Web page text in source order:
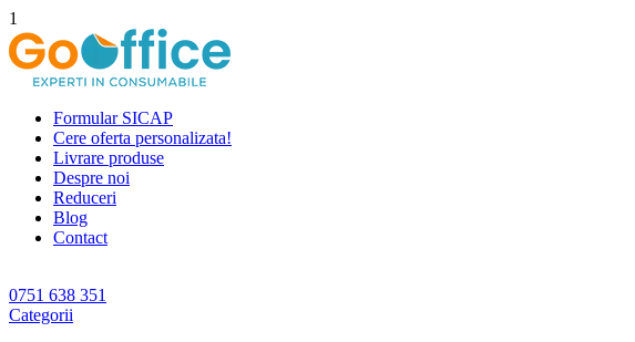
1
Formular SICAP
Cere oferta personalizata!
Livrare produse
Despre noi
Reduceri
Blog
Contact
0751 638 351
Categorii